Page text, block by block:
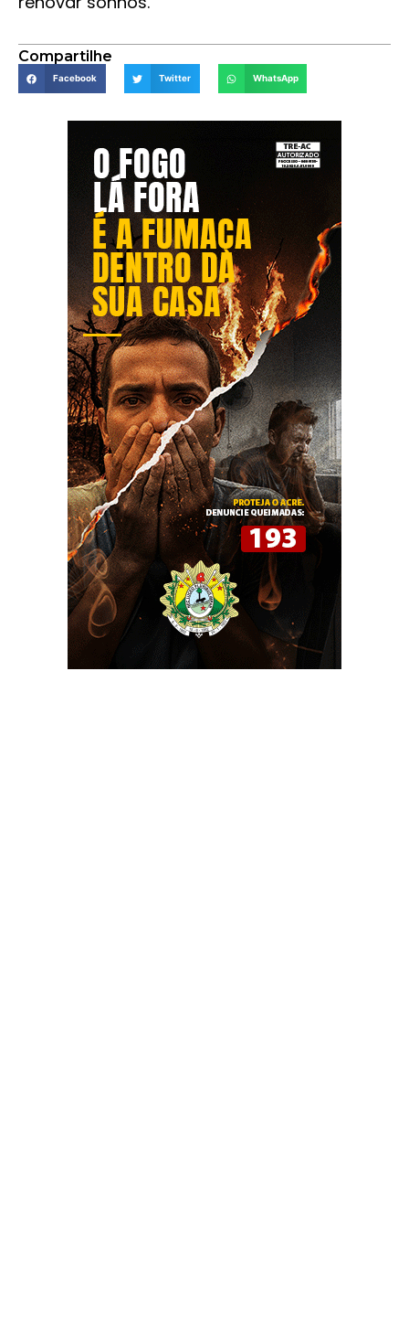
Compartilhe
Facebook Twitter WhatsApp